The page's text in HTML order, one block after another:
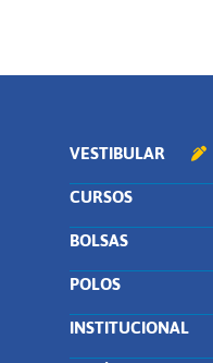
VESTIBULAR
CURSOS
BOLSAS
POLOS
INSTITUCIONAL